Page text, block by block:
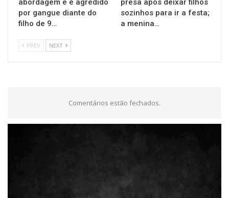
abordagem e é agredido
por gangue diante do
filho de 9…
presa após deixar filhos
sozinhos para ir a festa;
a menina…
PREV NEXT
Comentários estão fechados.